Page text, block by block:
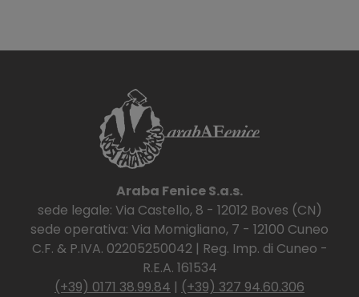
Araba Fenice S.a.s.
sede legale: Via Castello, 8 - 12012 Boves (CN)
sede operativa: Via Momigliano, 7 - 12100 Cuneo
C.F. & P.IVA. 02205250042 | Reg. Imp. di Cuneo -
R.E.A. 161534
(+39) 0171 38.99.84 | (+39) 327 94.60.306